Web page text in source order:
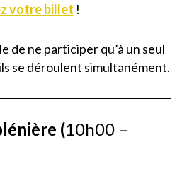
votre billet !
de ne participer qu’à un seul
se déroulent simultanément.
(10h00 –